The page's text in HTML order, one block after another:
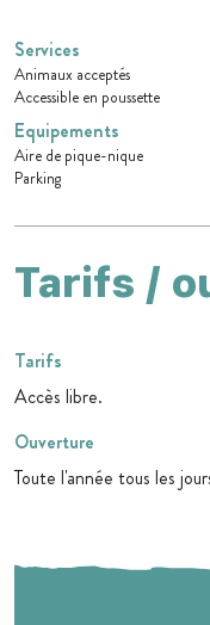
Services
Animaux acceptés
Accessible en poussette
Equipements
Aire de pique-nique
Parking
Tarifs /
Tarifs
Accès libre.
Ouverture
Toute l'année tous les